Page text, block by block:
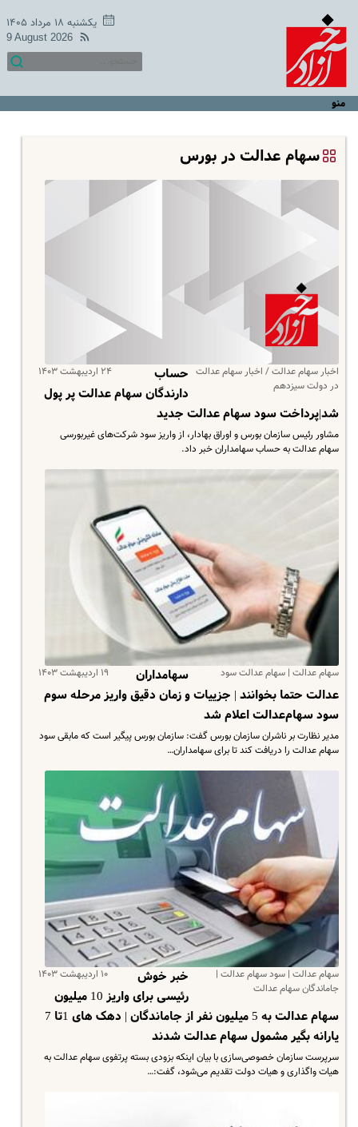
یکشنبه ۱۸ مرداد ۱۴۰۵
9 August 2026
منو
سهام عدالت در بورس
اخبار سهام عدالت / اخبار سهام عدالت
در دولت سیزدهم
۲۴ اردیبهشت ۱۴۰۳
حساب
دارندگان سهام عدالت پر پول
شد|پرداخت سود سهام عدالت جدید
مشاور رئیس سازمان بورس و اوراق بهادار، از واریز سود شرکت‌های غیربورسی
سهام عدالت به حساب سهامداران خبر داد.
سهام عدالت | سهام عدالت سود ۱۹ اردیبهشت ۱۴۰۳
سهامداران
عدالت حتما بخوانند | جزییات و زمان دقیق واریز مرحله سوم
سود سهام‌عدالت اعلام شد
مدیر نظارت بر ناشران سازمان بورس گفت: سازمان بورس پیگیر است که مابقی سود
سهام عدالت را دریافت کند تا برای سهامداران…
سهام عدالت | سود سهام عدالت |
جاماندگان سهام عدالت
۱۰ اردیبهشت ۱۴۰۳
خبر خوش
رئیسی برای واریز 10 میلیون
سهام عدالت به 5 میلیون نفر از جاماندگان | دهک های 1تا 7
یارانه بگیر مشمول سهام‌ عدالت شدند
سرپرست سازمان خصوصی‌سازی با بیان اینکه بزودی بسته پرتفوی سهام عدالت به
هیات واگذاری و هیات دولت تقدیم می‌شود، گفت:…